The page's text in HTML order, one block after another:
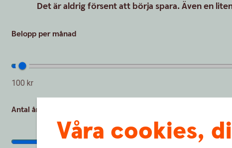
Det är aldrig försent att börja spara. Även en
Belopp per månad
100 kr
Antal år
Våra cookies,